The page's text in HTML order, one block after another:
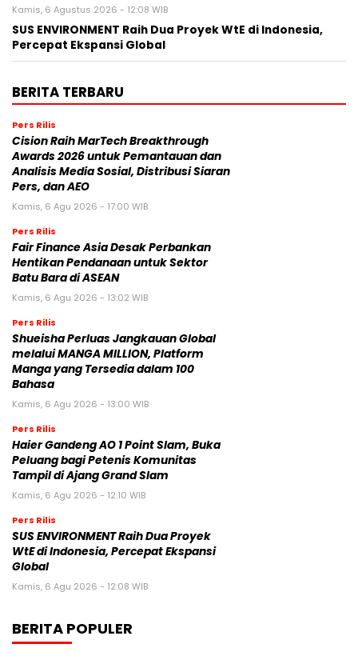
Kamis, 6 Agustus 2026 - 12:08 WIB
SUS ENVIRONMENT Raih Dua Proyek WtE di Indonesia,
Percepat Ekspansi Global
BERITA TERBARU
Pers Rilis
Cision Raih MarTech Breakthrough
Awards 2026 untuk Pemantauan dan
Analisis Media Sosial, Distribusi Siaran
Pers, dan AEO
Kamis, 6 Agu 2026 - 17:00 WIB
Pers Rilis
Fair Finance Asia Desak Perbankan
Hentikan Pendanaan untuk Sektor
Batu Bara di ASEAN
Kamis, 6 Agu 2026 - 13:02 WIB
Pers Rilis
Shueisha Perluas Jangkauan Global
melalui MANGA MILLION, Platform
Manga yang Tersedia dalam 100
Bahasa
Kamis, 6 Agu 2026 - 13:00 WIB
Pers Rilis
Haier Gandeng AO 1 Point Slam, Buka
Peluang bagi Petenis Komunitas
Tampil di Ajang Grand Slam
Kamis, 6 Agu 2026 - 12:10 WIB
Pers Rilis
SUS ENVIRONMENT Raih Dua Proyek
WtE di Indonesia, Percepat Ekspansi
Global
Kamis, 6 Agu 2026 - 12:08 WIB
BERITA POPULER